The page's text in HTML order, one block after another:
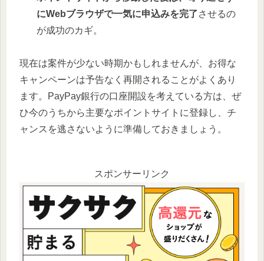
にWebブラウザで一気に申込みを完了させるの
が成功のカギ。
現在は案件が少ない時期かもしれませんが、お得な
キャンペーンは予告なく再開されることがよくあり
ます。PayPay銀行の口座開設を考えている方は、ぜ
ひ今のうちから主要なポイントサイトに登録し、チ
ャンスを逃さないように準備しておきましょう。
スポンサーリンク